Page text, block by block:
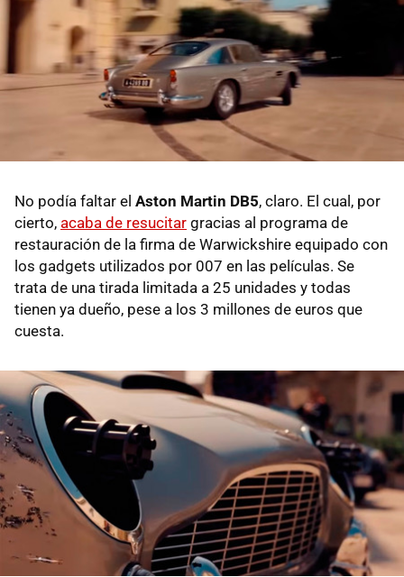
No podía faltar el Aston Martin DB5, claro. El cual, por
cierto, acaba de resucitar gracias al programa de
restauración de la firma de Warwickshire equipado con
los gadgets utilizados por 007 en las películas. Se
trata de una tirada limitada a 25 unidades y todas
tienen ya dueño, pese a los 3 millones de euros que
cuesta.